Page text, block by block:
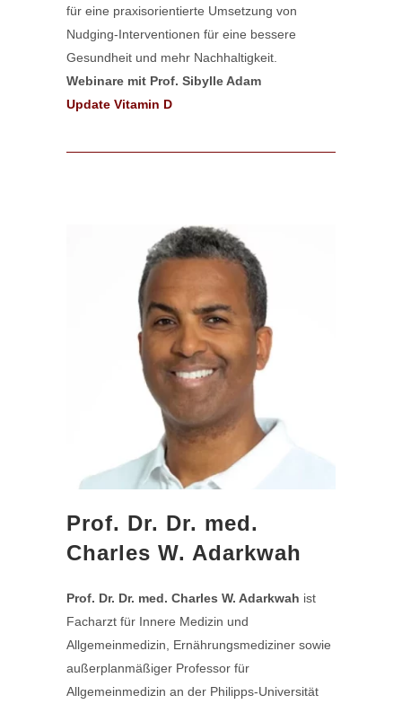
für eine praxisorientierte Umsetzung von
Nudging-Interventionen für eine bessere
Gesundheit und mehr Nachhaltigkeit.
Webinare mit Prof. Sibylle Adam
Update Vitamin D
Prof. Dr. Dr. med.
Charles W. Adarkwah
Prof. Dr. Dr. med. Charles W. Adarkwah ist
Facharzt für Innere Medizin und
Allgemeinmedizin, Ernährungsmediziner sowie
außerplanmäßiger Professor für
Allgemeinmedizin an der Philipps-Universität